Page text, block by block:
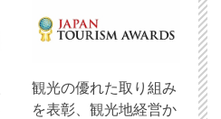
観光の優れた取り組み
を表彰、観光地経営か